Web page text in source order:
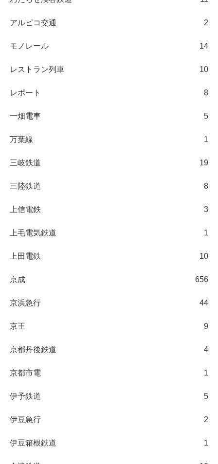
アルピコ交通 2
モノレール 14
レストラン列車 10
レポート 8
一畑電車 5
万葉線 1
三岐鉄道 19
三陸鉄道 8
上信電鉄 3
上毛電気鉄道 1
上田電鉄 10
京成 656
京浜急行 44
京王 9
京都丹後鉄道 4
京都市電 1
伊予鉄道 5
伊豆急行 2
伊豆箱根鉄道 1